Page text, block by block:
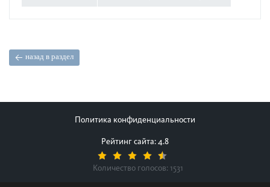
назад в раздел
Политика конфиденциальности
Рейтинг сайта: 4.8
Количество голосов: 1531